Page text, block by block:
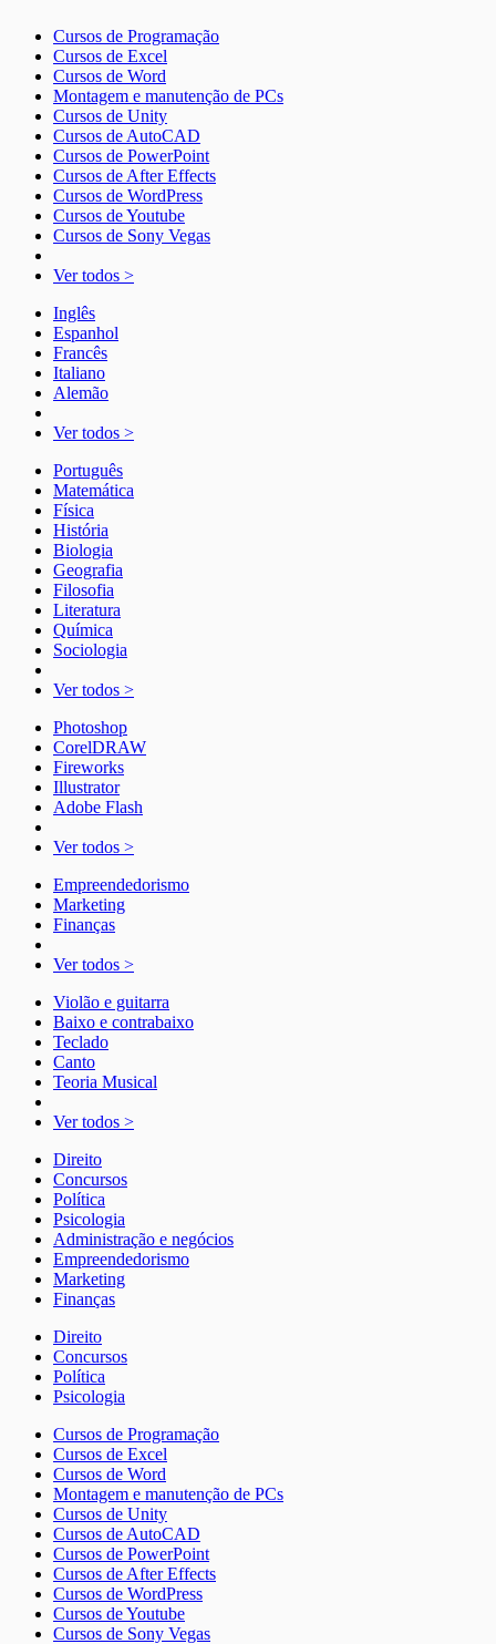
Cursos de Programação
Cursos de Excel
Cursos de Word
Montagem e manutenção de PCs
Cursos de Unity
Cursos de AutoCAD
Cursos de PowerPoint
Cursos de After Effects
Cursos de WordPress
Cursos de Youtube
Cursos de Sony Vegas
Ver todos >
Inglês
Espanhol
Francês
Italiano
Alemão
Ver todos >
Português
Matemática
Física
História
Biologia
Geografia
Filosofia
Literatura
Química
Sociologia
Ver todos >
Photoshop
CorelDRAW
Fireworks
Illustrator
Adobe Flash
Ver todos >
Empreendedorismo
Marketing
Finanças
Ver todos >
Violão e guitarra
Baixo e contrabaixo
Teclado
Canto
Teoria Musical
Ver todos >
Direito
Concursos
Política
Psicologia
Administração e negócios
Empreendedorismo
Marketing
Finanças
Direito
Concursos
Política
Psicologia
Cursos de Programação
Cursos de Excel
Cursos de Word
Montagem e manutenção de PCs
Cursos de Unity
Cursos de AutoCAD
Cursos de PowerPoint
Cursos de After Effects
Cursos de WordPress
Cursos de Youtube
Cursos de Sony Vegas